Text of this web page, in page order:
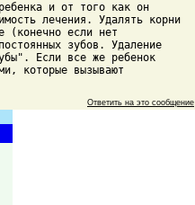
и от того как он
лечения. Удалять корни
(конечно если нет
зубов. Удаление
Если все же ребенок
которые вызывают
Ответить на это сообщение